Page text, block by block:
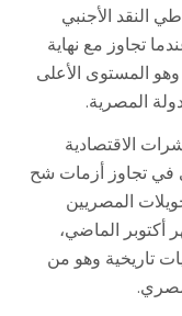
النقد الأجنبي
تجاوز مع نهاية
المستوى الأعلى
المصرية.
الاقتصادية
في تجاوز أزمات شح
المصريين
الماضي،
تاريخية وهو من